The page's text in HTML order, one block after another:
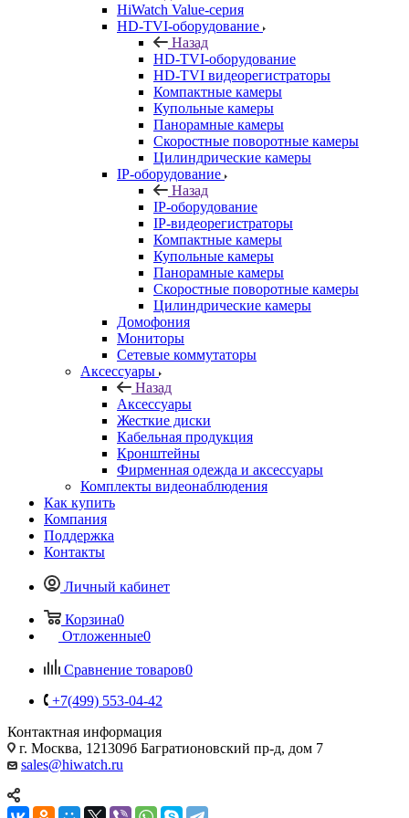
HiWatch Value-серия
HD-TVI-оборудование
Назад
HD-TVI-оборудование
HD-TVI видеорегистраторы
Компактные камеры
Купольные камеры
Панорамные камеры
Скоростные поворотные камеры
Цилиндрические камеры
IP-оборудование
Назад
IP-оборудование
IP-видеорегистраторы
Компактные камеры
Купольные камеры
Панорамные камеры
Скоростные поворотные камеры
Цилиндрические камеры
Домофония
Мониторы
Сетевые коммутаторы
Аксессуары
Назад
Аксессуары
Жесткие диски
Кабельная продукция
Кронштейны
Фирменная одежда и аксессуары
Комплекты видеонаблюдения
Как купить
Компания
Поддержка
Контакты
Личный кабинет
Корзина0
Отложенные0
Сравнение товаров0
+7(499) 553-04-42
Контактная информация
г. Москва, 121309б Багратионовский пр-д, дом 7
sales@hiwatch.ru